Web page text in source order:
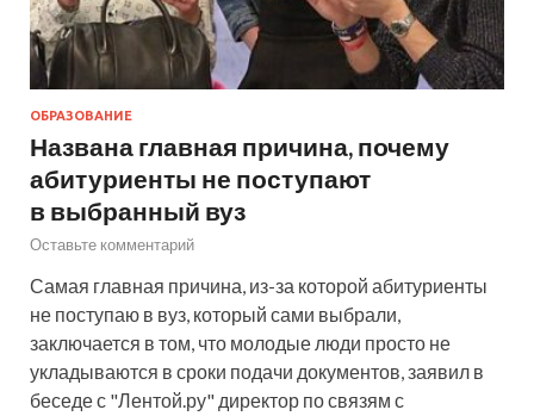
ОБРАЗОВАНИЕ
Названа главная причина, почему
абитуриенты не поступают
в выбранный вуз
Оставьте комментарий
Самая главная причина, из-за которой абитуриенты
не поступаю в вуз, который сами выбрали,
заключается в том, что молодые люди просто не
укладываются в сроки подачи документов, заявил в
беседе с "Лентой.ру" директор по связям с